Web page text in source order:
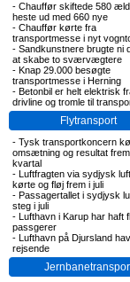
- Chauffør skiftede 580
heste ud med 660 nye
- Chauffør kørte fra
transportmesse i nyt
- Sandkunstnere brugte ni
at skabe to sværvægtere
- Knap 29.000 besøgte
transportmesse i Herning
- Betonbil er helt elektrisk
drivline og tromle til
Flytransport
- Tysk transportkoncern
omsætning og resultat
kvartal
- Luftfragten via sydjysk
kørte og fløj frem i juli
- Passagertallet i sydjysk
steg i juli
- Lufthavn i Karup har haft
passgerer
- Lufthavn på Djursland
rejsende